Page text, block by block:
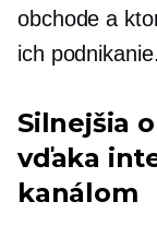
obchode a
ich podnikanie.
Silnejšia
vďaka
kanálom